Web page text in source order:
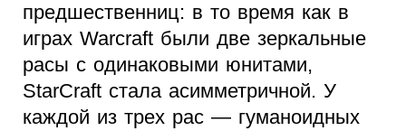
предшественниц: в то время как в
играх Warcraft были две зеркальные
расы с одинаковыми юнитами,
StarCraft стала асимметричной. У
каждой из трех рас — гуманоидных